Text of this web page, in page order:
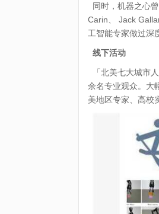
同时，机器之心
Carin、 Jack
工智能专家做过深
线下活动
「北美七大城市
余名专业观众。大
美地区专家、高校